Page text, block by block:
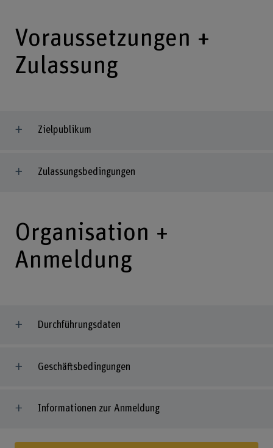
Voraussetzungen +
Zulassung
Zielpublikum
Zulassungsbedingungen
Organisation +
Anmeldung
Durchführungsdaten
Geschäftsbedingungen
Informationen zur Anmeldung